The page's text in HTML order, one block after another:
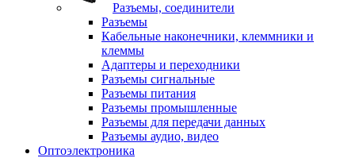
Разъемы, соединители
Разъемы
Кабельные наконечники, клеммники и
клеммы
Адаптеры и переходники
Разъемы сигнальные
Разъемы питания
Разъемы промышленные
Разъемы для передачи данных
Разъемы аудио, видео
Оптоэлектроника